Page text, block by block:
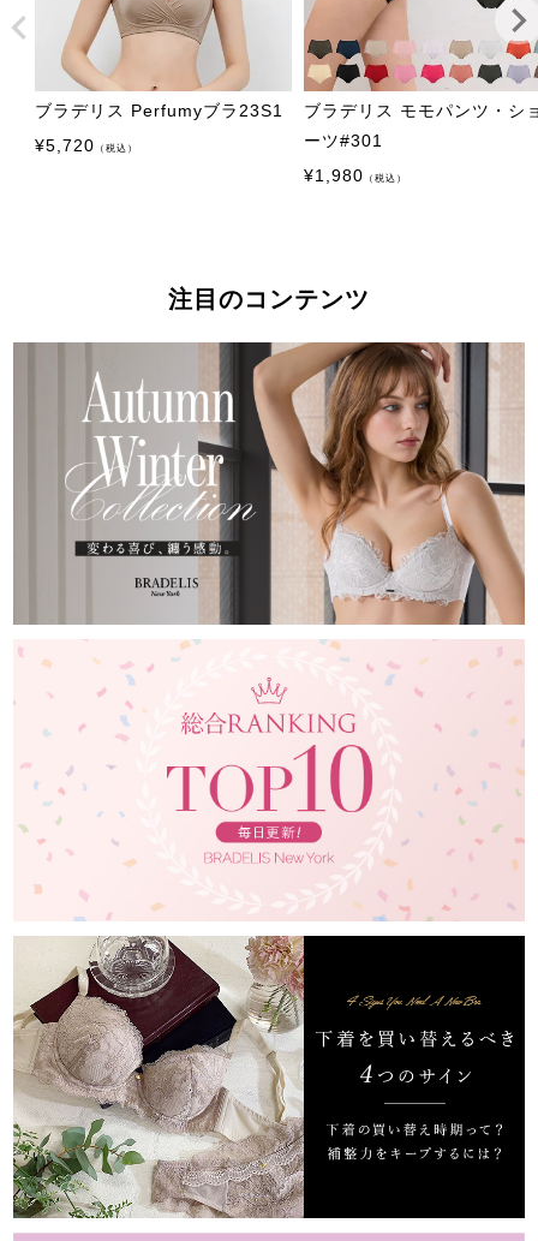
ブラデリス Perfumyブラ23S1
¥5,720 （税込）
ブラデリス モモパンツ・シ
ーツ#301
¥1,980 （税込）
注目のコンテンツ